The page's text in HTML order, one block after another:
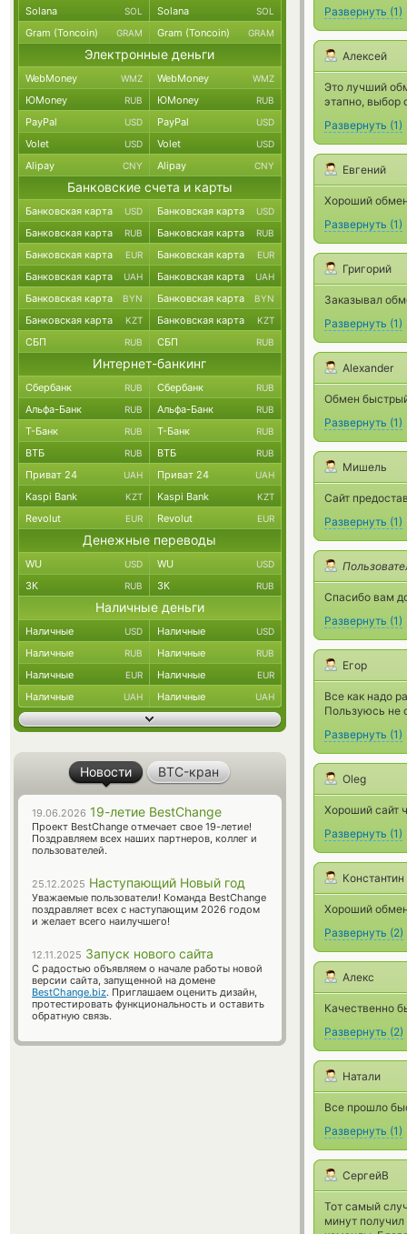
Развернуть (1)
Алексей
Это лучший
этапно, выбор
Развернуть (1)
Евгений
Хороший
Развернуть (1)
Григорий
Заказывал
Развернуть (1)
Alexander
Обмен
Развернуть (1)
Мишель
Сайт
Развернуть (1)
Спасибо вам
Развернуть (1)
Егор
Все как надо
Пользуюсь не
Развернуть (1)
Oleg
Хороший сайт
Развернуть (1)
Константин
Хороший
Развернуть (2)
Алекс
Качественно
Развернуть (2)
Натали
Все прошло
Развернуть (1)
СергейВ
Тот самый
минут
Solana SOL Solana SOL
Gram (Toncoin) GRAM Gram (Toncoin) GRAM
Электронные деньги
WebMoney WMZ WebMoney WMZ
ЮMoney RUB ЮMoney RUB
PayPal USD PayPal USD
Volet USD Volet USD
Alipay CNY Alipay CNY
Банковские счета и карты
Банковская карта USD Банковская карта USD
Банковская карта RUB Банковская карта RUB
Банковская карта EUR Банковская карта EUR
Банковская карта UAH Банковская карта UAH
Банковская карта BYN Банковская карта BYN
Банковская карта KZT Банковская карта KZT
СБП RUB СБП RUB
Интернет-банкинг
Сбербанк RUB Сбербанк RUB
Альфа-Банк RUB Альфа-Банк RUB
Т-Банк RUB Т-Банк RUB
ВТБ RUB ВТБ RUB
Приват 24 UAH Приват 24 UAH
Kaspi Bank KZT Kaspi Bank KZT
Revolut EUR Revolut EUR
Денежные переводы
WU USD WU USD
ЗК RUB ЗК RUB
Наличные деньги
Наличные USD Наличные USD
Наличные RUB Наличные RUB
Наличные EUR Наличные EUR
Наличные UAH Наличные UAH
Новости BTC-кран
19.06.2026 19-летие BestChange
Проект BestChange отмечает свое 19-летие!
Поздравляем всех наших партнеров, коллег и
пользователей.
25.12.2025 Наступающий Новый год
Уважаемые пользователи! Команда BestChange
поздравляет всех с наступающим 2026 годом
и желает всего наилучшего!
12.11.2025 Запуск нового сайта
С радостью объявляем о начале работы новой
версии сайта, запущенной на домене
BestChange.biz. Приглашаем оценить дизайн,
протестировать функциональность и оставить
обратную связь.